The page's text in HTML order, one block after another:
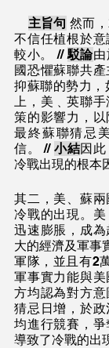
主旨句 然而
不信任植根於
較小。 // 駁論由
國恐懼蘇聯共
抑蘇聯的勢力
上，美﹑英聯
策的影響力，以
最終蘇聯猜忌
信。 // 小結因
冷戰出現的根本
其二，美、蘇
冷戰的出現。
迅速膨脹，成
大的經濟及軍事
軍隊，並且有2
軍事實力能與
方均認為對方意
猜忌日增，於
均進行競賽，
導致了冷戰的出